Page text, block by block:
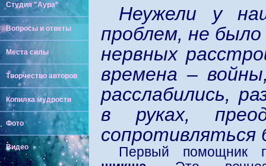
Студия "Аура"
Вопросы и ответы
Места силы
Творчество авторов
Копилка мудрости
Фото
Видео
Неужели у
проблем, не было
нервных
времена –
рассла­бились,
в руках,
сопротивляться
Первый помощник